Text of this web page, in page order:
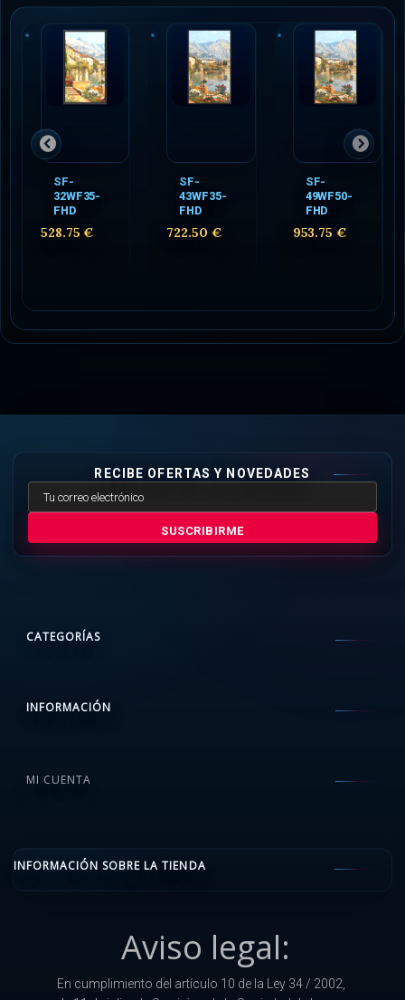
SF-
32WF35-
FHD
528.75 €
SF-
43WF35-
FHD
722.50 €
SF-
49WF50-
FHD
953.75 €
RECIBE OFERTAS Y NOVEDADES
SUSCRIBIRME
CATEGORÍAS
INFORMACIÓN
MI CUENTA
INFORMACIÓN SOBRE LA TIENDA
Aviso legal:
En cumplimiento del artículo 10 de la Ley 34 / 2002,